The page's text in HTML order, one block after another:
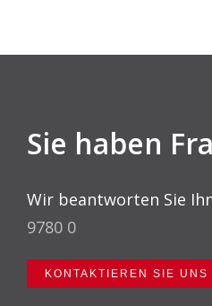
Sie haben
Wir beantworten Sie
9780 0
KONTAKTIEREN SIE UNS